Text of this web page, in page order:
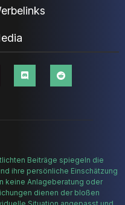
Beiträge spiegeln die
ihre persönliche Einschätzung
keine Anlageberatung oder
dienen der bloßen